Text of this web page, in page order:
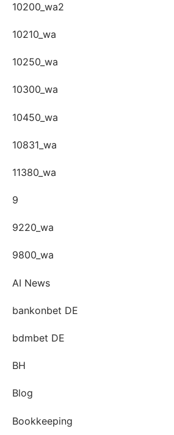
10200_wa2
10210_wa
10250_wa
10300_wa
10450_wa
10831_wa
11380_wa
9
9220_wa
9800_wa
AI News
bankonbet DE
bdmbet DE
BH
Blog
Bookkeeping